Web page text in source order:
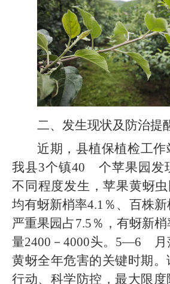
二、发生现状及防治提
近期，县植保植检工
我县3个镇40 个苹果园发
不同程度发生，苹果黄蚜
均有蚜新梢率4.1％、百株新
严重果园占7.5％，有蚜新
量2400－4000头。5—6 月
黄蚜全年危害的关键时期
行动、科学防控，最大限度